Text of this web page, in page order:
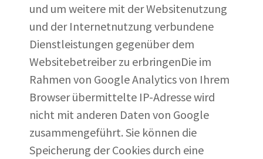
und um weitere mit der Websitenutzung
und der Internetnutzung verbundene
Dienstleistungen gegenüber dem
Websitebetreiber zu erbringenDie im
Rahmen von Google Analytics von Ihrem
Browser übermittelte IP-Adresse wird
nicht mit anderen Daten von Google
zusammengeführt. Sie können die
Speicherung der Cookies durch eine